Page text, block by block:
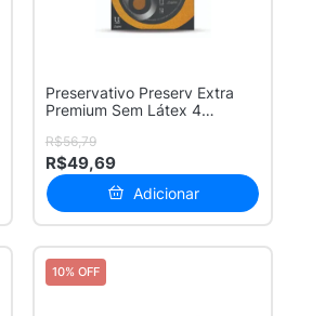
Preservativo Preserv Extra
Premium Sem Látex 4
R$56,79
R$49,69
Adicionar
10% OFF